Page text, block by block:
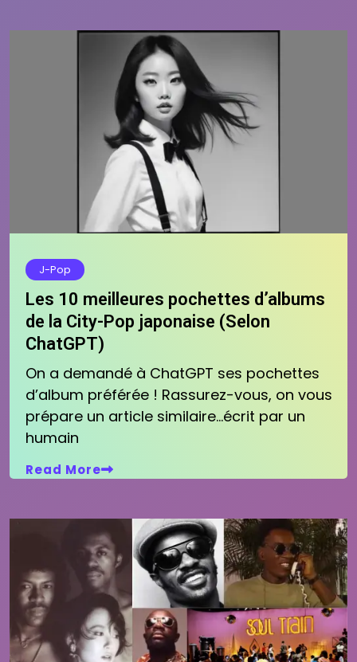
J-Pop
Les 10 meilleures pochettes d’albums
de la City-Pop japonaise (Selon
ChatGPT)
On a demandé à ChatGPT ses pochettes
d’album préférée ! Rassurez-vous, on vous
prépare un article similaire…écrit par un
humain
Read More